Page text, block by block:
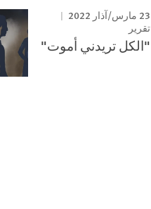
23 مارس/آذار 2022
تقرير
"الكل تريدني أموت"